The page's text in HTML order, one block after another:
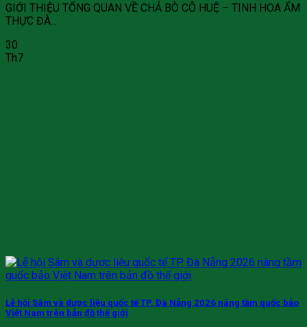
GIỚI THIỆU TỔNG QUAN VỀ CHẢ BÒ CÔ HUỆ – TINH HOA ẨM
THỰC ĐÀ...
30
Th7
Lễ hội Sâm và dược liệu quốc tế TP. Đà Nẵng 2026 nâng tầm quốc bảo
Việt Nam trên bản đồ thế giới